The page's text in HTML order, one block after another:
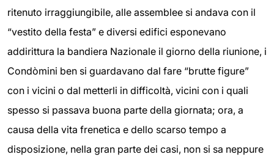
ritenuto irraggiungibile, alle assemblee si andava con il
“vestito della festa” e diversi edifici esponevano
addirittura la bandiera Nazionale il giorno della riunione, i
Condòmini ben si guardavano dal fare “brutte figure”
con i vicini o dal metterli in difficoltà, vicini con i quali
spesso si passava buona parte della giornata; ora, a
causa della vita frenetica e dello scarso tempo a
disposizione, nella gran parte dei casi, non si sa neppure